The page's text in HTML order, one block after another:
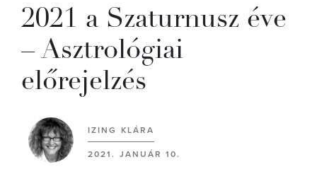
2021 a Szaturnusz éve
– Asztrológiai
előrejelzés
IZING KLÁRA
2021. JANUÁR 10.